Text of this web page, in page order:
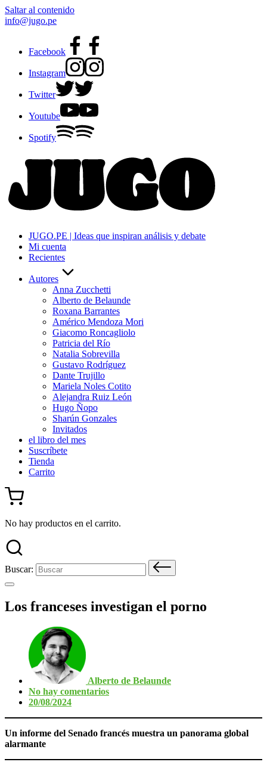
Saltar al contenido
info@jugo.pe
Facebook
Instagram
Twitter
Youtube
Spotify
JUGO.PE | Ideas que inspiran análisis y debate
Mi cuenta
Recientes
Autores
Anna Zucchetti
Alberto de Belaunde
Roxana Barrantes
Américo Mendoza Mori
Giacomo Roncagliolo
Patricia del Río
Natalia Sobrevilla
Gustavo Rodríguez
Dante Trujillo
Mariela Noles Cotito
Alejandra Ruiz León
Hugo Ñopo
Sharún Gonzales
Invitados
el libro del mes
Suscríbete
Tienda
Carrito
No hay productos en el carrito.
Buscar:
Los franceses investigan el porno
Alberto de Belaunde
No hay comentarios
20/08/2024
Un informe del Senado francés muestra un panorama global
alarmante